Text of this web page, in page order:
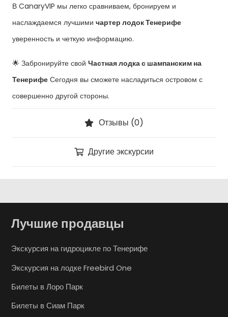
В CanaryVIP мы легко сравниваем, бронируем и
наслаждаемся лучшими чартер лодок Тенерифе
уверенность и четкую информацию.
🌟 Забронируйте свой Частная лодка с шампанским на
Тенерифе Сегодня вы сможете насладиться островом с
совершенно другой стороны.
Отзывы (0)
Другие экскурсии
Лучшие продавцы
Экскурсия на гидроцикле по Тенерифе
Экскурсия на лодке Freebird One
Билеты в Лоро Парк
Билеты в Сиам Парк